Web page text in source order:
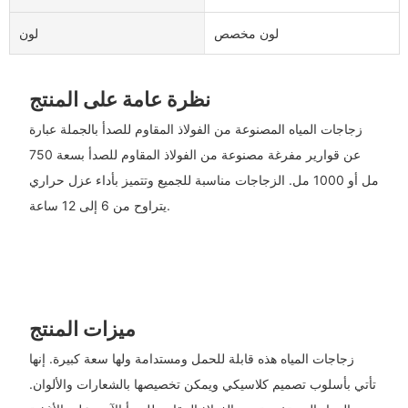
لون لون مخصص
نظرة عامة على المنتج
زجاجات المياه المصنوعة من الفولاذ المقاوم للصدأ بالجملة عبارة
عن قوارير مفرغة مصنوعة من الفولاذ المقاوم للصدأ بسعة 750
مل أو 1000 مل. الزجاجات مناسبة للجميع وتتميز بأداء عزل حراري
يتراوح من 6 إلى 12 ساعة.
ميزات المنتج
زجاجات المياه هذه قابلة للحمل ومستدامة ولها سعة كبيرة. إنها
تأتي بأسلوب تصميم كلاسيكي ويمكن تخصيصها بالشعارات والألوان.